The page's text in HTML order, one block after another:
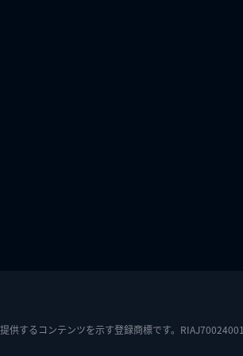
供するコンテンツを示す登録商標です。RIAJ70024001